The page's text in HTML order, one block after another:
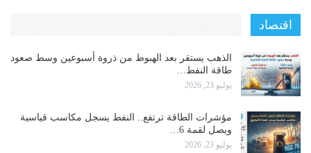
اقتصاد
الذهب يستقر بعد الهبوط من ذروة أسبوعين وسط صعود
طاقة النفط…
يوليو 23, 2026
مؤشرات الطاقة ترتفع.. النفط يسجل مكاسب قياسية
ويصل لقمة 6…
يوليو 23, 2026